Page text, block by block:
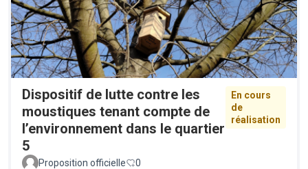
Dispositif de lutte contre les
moustiques tenant compte de
l’environnement dans le quartier
5
En cours
de
réalisation
Proposition officielle 0